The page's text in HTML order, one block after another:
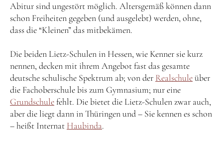
Abitur sind ungestört möglich. Altersgemäß können dann
schon Freiheiten gegeben (und ausgelebt) werden, ohne,
dass die “Kleinen” das mitbekämen.
Die beiden Lietz-Schulen in Hessen, wie Kenner sie kurz
nennen, decken mit ihrem Angebot fast das gesamte
deutsche schulische Spektrum ab; von der Realschuleüber
die Fachoberschule bis zum Gymnasium; nur eine
Grundschulefehlt. Die bietet die Lietz-Schulen zwar auch,
aber die liegt dann in Thüringen und – Sie kennen es schon
– heißt Internat Haubinda.